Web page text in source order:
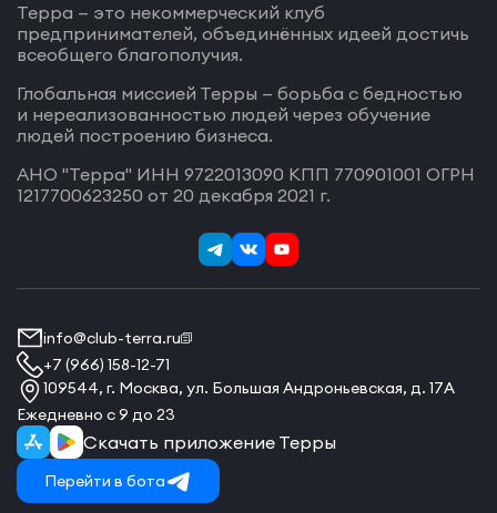
Терра — это некоммерческий клуб
предпринимателей, объединённых идеей достичь
всеобщего благополучия.
Глобальная миссией Терры — борьба с бедностью
и нереализованностью людей через обучение
людей построению бизнеса.
АНО "Терра" ИНН 9722013090 КПП 770901001 ОГРН
1217700623250 от 20 декабря 2021 г.
info@club-terra.ru
+7 (966) 158-12-71
109544, г. Москва, ул. Большая Андроньевская, д. 17А
Ежедневно с 9 до 23
Скачать приложение Терры
Перейти в бота